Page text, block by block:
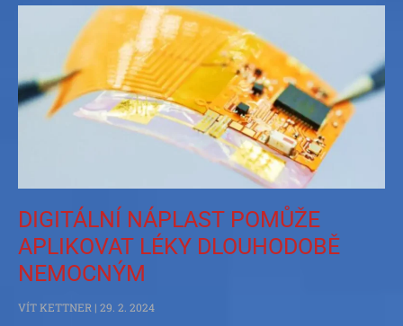
DIGITÁLNÍ NÁPLAST POMŮŽE
APLIKOVAT LÉKY DLOUHODOBĚ
NEMOCNÝM
VÍT KETTNER
29. 2. 2024